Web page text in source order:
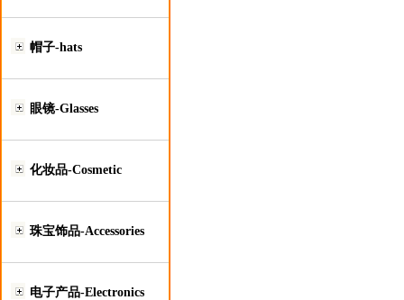
帽子-hats
眼镜-Glasses
化妆品-Cosmetic
珠宝饰品-Accessories
电子产品-Electronics